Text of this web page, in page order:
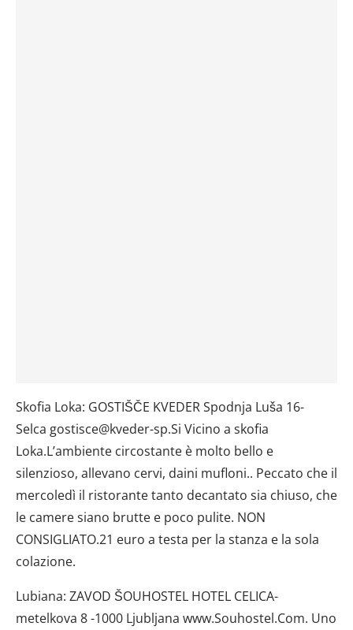
Skofia Loka: GOSTIŠČE KVEDER Spodnja Luša 16-
Selca gostisce@kveder-sp.Si Vicino a skofia
Loka.L’ambiente circostante è molto bello e
silenzioso, allevano cervi, daini mufloni.. Peccato che il
mercoledì il ristorante tanto decantato sia chiuso, che
le camere siano brutte e poco pulite. NON
CONSIGLIATO.21 euro a testa per la stanza e la sola
colazione.
Lubiana: ZAVOD ŠOUHOSTEL HOTEL CELICA-
metelkova 8 -1000 Ljubljana www.Souhostel.Com. Uno